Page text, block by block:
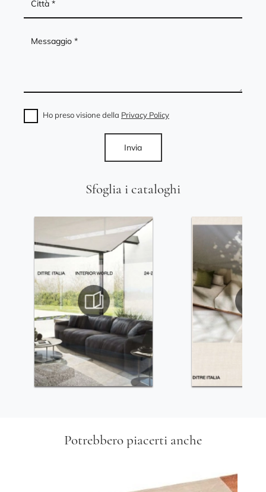
Sfoglia i cataloghi
Ho preso visione della Privacy Policy
Invia
Potrebbero piacerti anche